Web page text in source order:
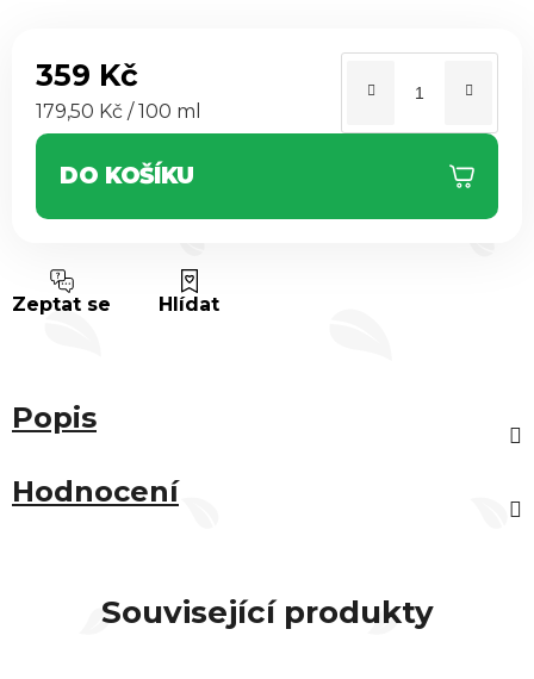
359 Kč
Měrná cena:
179,50 Kč / 100 ml
DO KOŠÍKU
Zeptat se Hlídat
Popis
Hodnocení
Související produkty